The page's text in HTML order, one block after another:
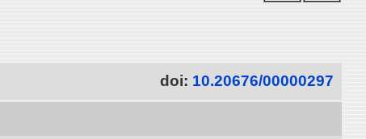
doi: 10.20676/00000297